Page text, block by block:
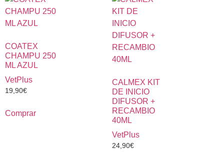
COATEX
CHAMPU 250
ML AZUL
VetPlus
19,90€
Comprar
CALMEX KIT
DE INICIO
DIFUSOR +
RECAMBIO
40ML
VetPlus
24,90€